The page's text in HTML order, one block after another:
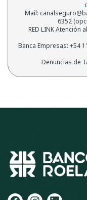
Mail:
6352
RED LINK Atención
Banca Empresas: +54
Denuncias de